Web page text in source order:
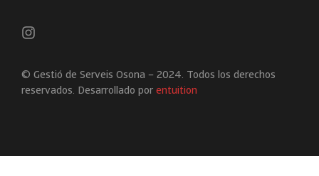
© Gestió de Serveis Osona – 2024. Todos los derechos
reservados. Desarrollado por entuition